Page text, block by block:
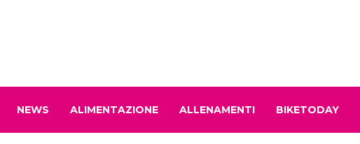
NEWS ALIMENTAZIONE ALLENAMENTI BIKETODAY